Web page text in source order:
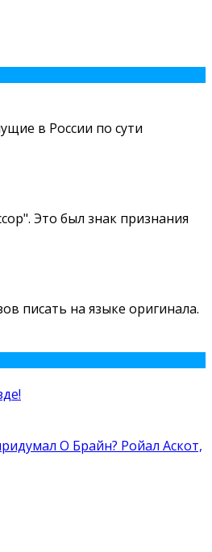
в России по сути
Это был знак признания
писать на языке оригинала.